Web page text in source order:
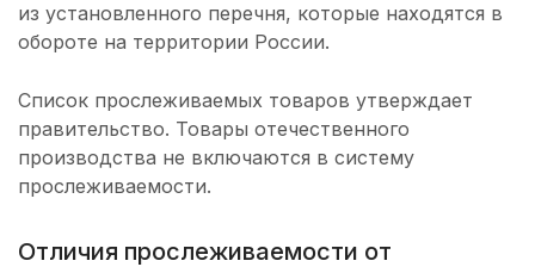
из установленного перечня, которые находятся в
обороте на территории России.
Список прослеживаемых товаров утверждает
правительство. Товары отечественного
производства не включаются в систему
прослеживаемости.
Отличия прослеживаемости от